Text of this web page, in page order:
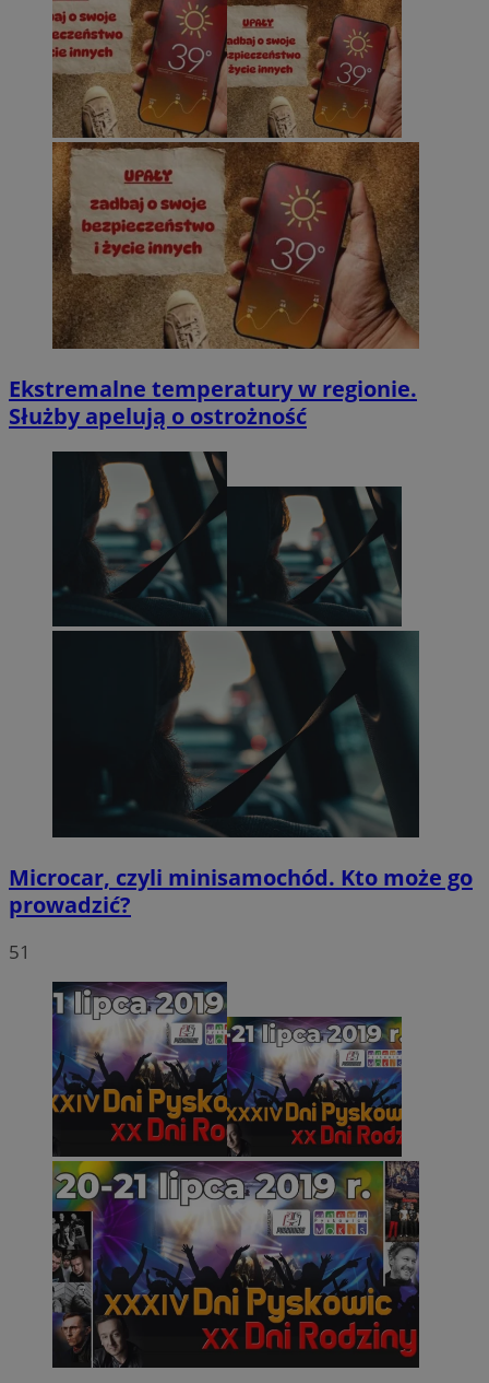
Ekstremalne temperatury w regionie.
Służby apelują o ostrożność
Microcar, czyli minisamochód. Kto może go
prowadzić?
51